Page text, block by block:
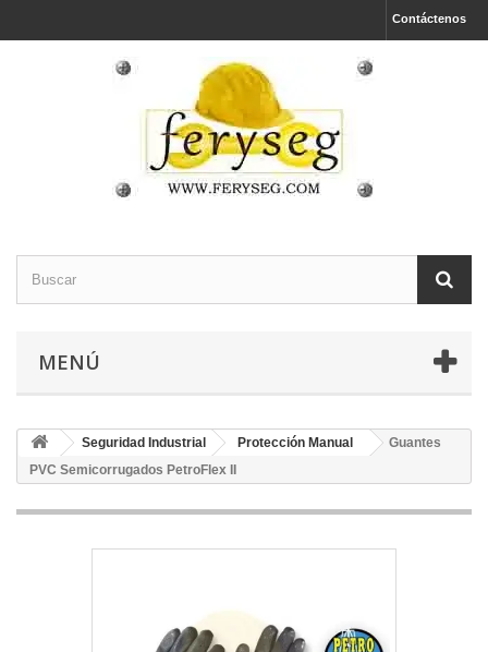
Contáctenos
MENÚ
Seguridad Industrial Protección Manual
Guantes
PVC Semicorrugados PetroFlex II